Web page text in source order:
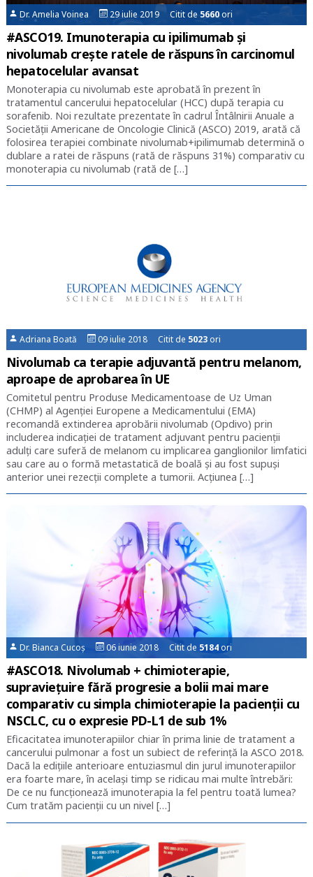
Dr. Amelia Voinea 29 iulie 2019 Citit de 5660ori
#ASCO19. Imunoterapia cu ipilimumab și
nivolumab crește ratele de răspuns în carcinomul
hepatocelular avansat
Monoterapia cu nivolumab este aprobată în prezent în
tratamentul cancerului hepatocelular (HCC) după terapia cu
sorafenib. Noi rezultate prezentate în cadrul Întâlnirii Anuale a
Societății Americane de Oncologie Clinică (ASCO) 2019, arată că
folosirea terapiei combinate nivolumab+ipilimumab determină o
dublare a ratei de răspuns (rată de răspuns 31%) comparativ cu
monoterapia cu nivolumab (rată de […]
Adriana Boată 09 iulie 2018 Citit de 5023 ori
Nivolumab ca terapie adjuvantă pentru melanom,
aproape de aprobarea în UE
Comitetul pentru Produse Medicamentoase de Uz Uman
(CHMP) al Agenției Europene a Medicamentului (EMA)
recomandă extinderea aprobării nivolumab (Opdivo) prin
includerea indicației de tratament adjuvant pentru pacienții
adulți care suferă de melanom cu implicarea ganglionilor limfatici
sau care au o formă metastatică de boală și au fost supuși
anterior unei rezecții complete a tumorii. Acțiunea […]
Dr. Bianca Cucoș 06 iunie 2018 Citit de 5184ori
#ASCO18. Nivolumab + chimioterapie,
supraviețuire fără progresie a bolii mai mare
comparativ cu simpla chimioterapie la pacienții cu
NSCLC, cu o expresie PD-L1 de sub 1%
Eficacitatea imunoterapiilor chiar în prima linie de tratament a
cancerului pulmonar a fost un subiect de referință la ASCO 2018.
Dacă la edițiile anterioare entuziasmul din jurul imunoterapiilor
era foarte mare, în același timp se ridicau mai multe întrebări:
De ce nu funcționează imunoterapia la fel pentru toată lumea?
Cum tratăm pacienții cu un nivel […]